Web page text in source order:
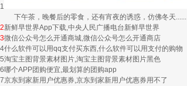
1
下午茶，晚餐后的零食，还有宵夜的诱惑，仿佛冬天......
2新鲜早世界App下载,中央人民广播电台新鲜早世界
3微信公众号怎么开通商城,微信公众号怎么开通商店
4什么软件可以用qq支付买东西,什么软件可以用支付的购物
5淘宝主图背景素材图片,淘宝主图背景素材图片黑色
6哪个APP团购便宜,最划算的团购app
7京东到家新用户优惠券,京东到家新用户优惠券用不了